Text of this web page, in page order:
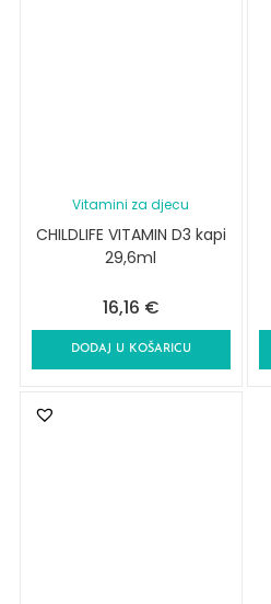
Vitamini za djecu
CHILDLIFE VITAMIN D3 kapi
29,6ml
16,16 €
DODAJ U KOŠARICU